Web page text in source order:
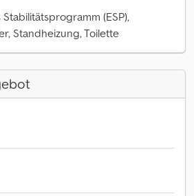
(ESP),
Standheizung, Toilette